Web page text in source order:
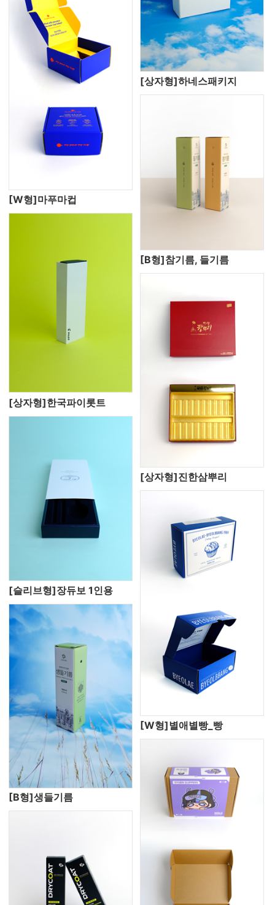
[W형]마푸마컵
[상자형]하네스패키지
[상자형]한국파이롯트
[B형]참기름, 들기름
[슬리브형]장듀보 1인용
[상자형]진한삼뿌리
[B형]생들기름
[W형]별애별빵_빵